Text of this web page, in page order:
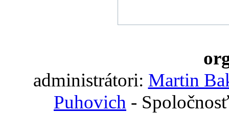
administrátori: Martin
Puhovich -